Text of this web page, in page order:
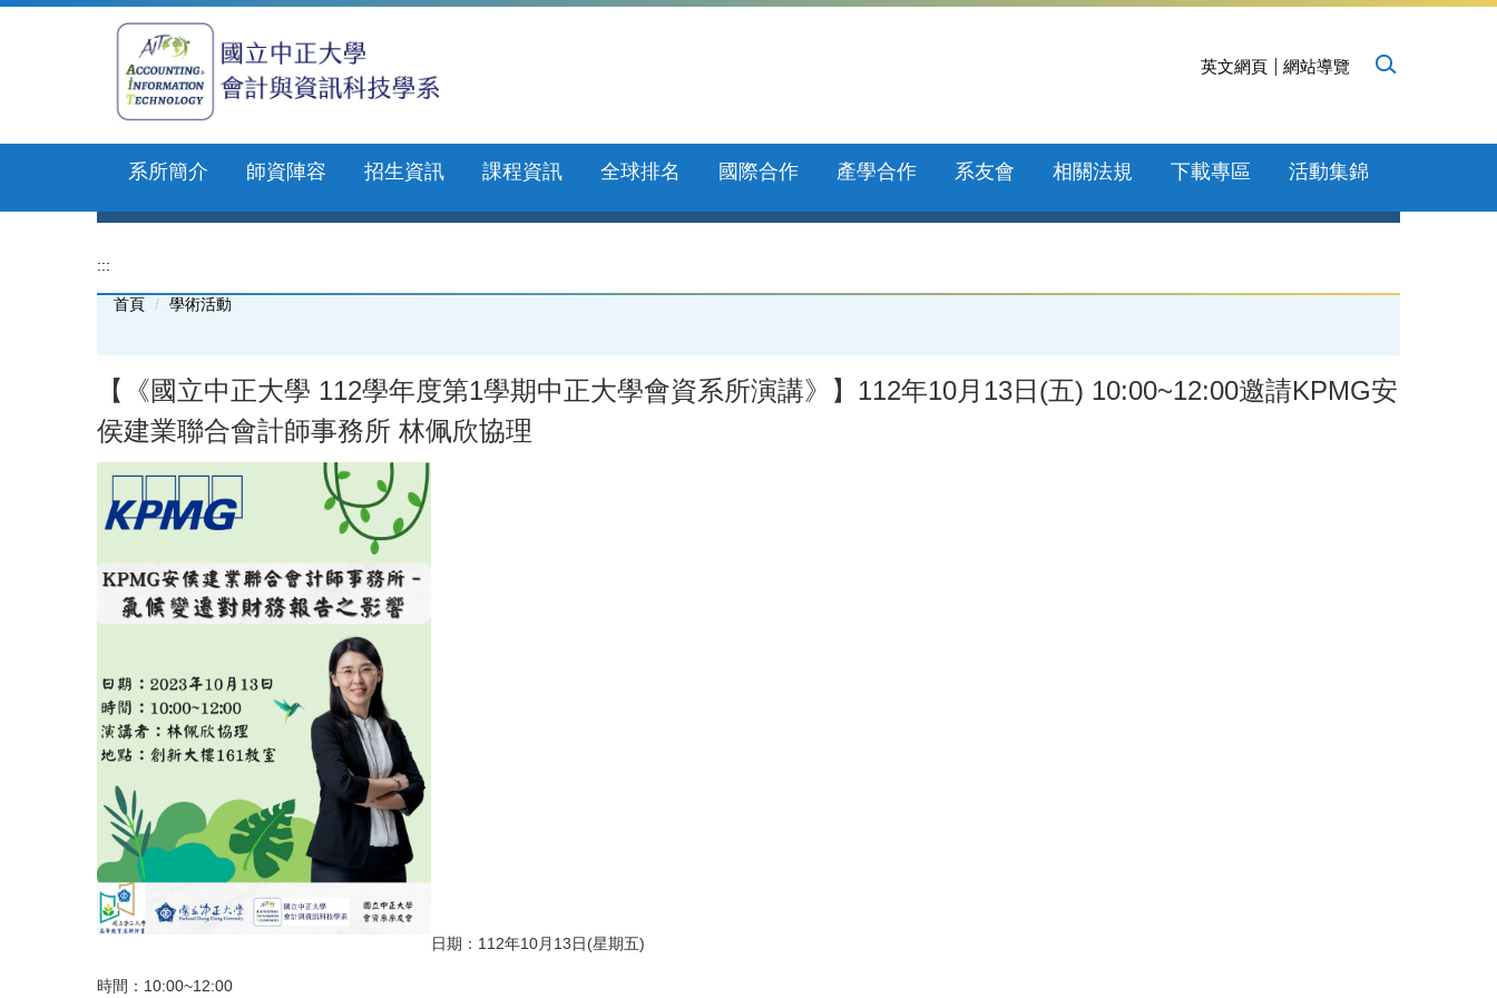
英文網頁 網站導覽
系所簡介 師資陣容 招生資訊 課程資訊 全球排名 國際合作 產學合作 系友會 相關法規 下載專區 活動集錦
:::
首頁 學術活動
【《國立中正大學 112學年度第1學期中正大學會資系所演講》】112年10月13日(五) 10:00~12:00邀請KPMG安
侯建業聯合會計師事務所 林佩欣協理
日期：112年10月13日(星期五)
時間：10:00~12:00